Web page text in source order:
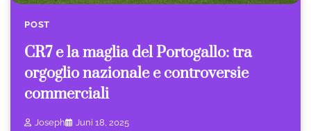
POST
CR7 e la maglia del Portogallo: tra
orgoglio nazionale e controversie
commerciali
Joseph
Juni 18, 2025